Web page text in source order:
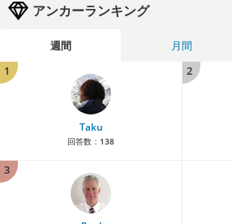
アンカーランキング
週間 月間
1
Taku
回答数： 138
2
3